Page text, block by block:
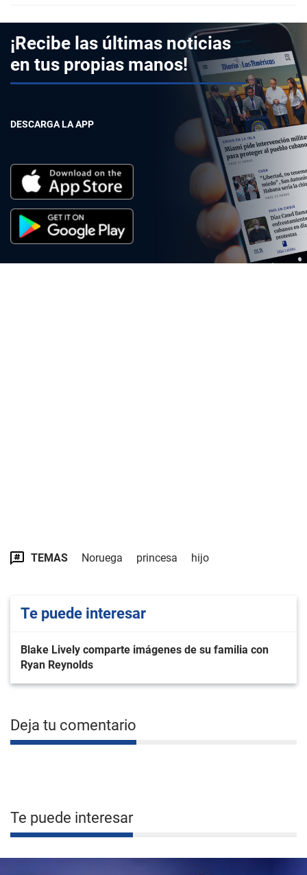
¡Recibe las últimas noticias
en tus propias manos!
DESCARGA LA APP
TEMAS Noruega princesa hijo
Te puede interesar
Blake Lively comparte imágenes de su familia con
Ryan Reynolds
Deja tu comentario
Te puede interesar